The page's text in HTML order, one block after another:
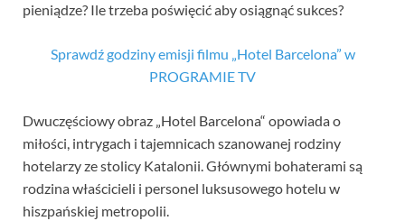
pieniądze? Ile trzeba poświęcić aby osiągnąć sukces?
Sprawdź godziny emisji filmu „Hotel Barcelona” w
PROGRAMIE TV
Dwuczęściowy obraz „Hotel Barcelona“ opowiada o
miłości, intrygach i tajemnicach szanowanej rodziny
hotelarzy ze stolicy Katalonii. Głównymi bohaterami są
rodzina właścicieli i personel luksusowego hotelu w
hiszpańskiej metropolii.